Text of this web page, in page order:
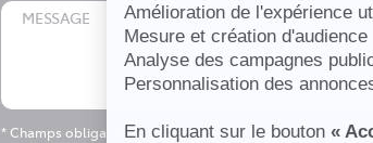
Amélioration de l'expérience
Mesure et création d'audience
Analyse des campagnes
Personnalisation des
En cliquant sur le bouton «
MESSAGE
* Champs obligatoires ** Vous devez renseigner au moins